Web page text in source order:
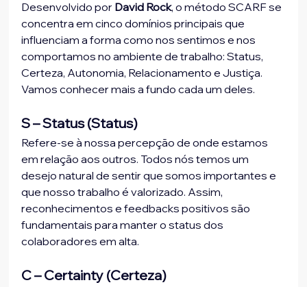
Desenvolvido por David Rock, o método SCARF se
concentra em cinco domínios principais que
influenciam a forma como nos sentimos e nos
comportamos no ambiente de trabalho: Status,
Certeza, Autonomia, Relacionamento e Justiça.
Vamos conhecer mais a fundo cada um deles.
S – Status (Status)
Refere-se à nossa percepção de onde estamos
em relação aos outros. Todos nós temos um
desejo natural de sentir que somos importantes e
que nosso trabalho é valorizado. Assim,
reconhecimentos e feedbacks positivos são
fundamentais para manter o status dos
colaboradores em alta.
C – Certainty (Certeza)